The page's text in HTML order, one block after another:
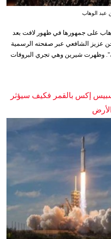
عبد الوهاب
على جمهورها في ظهور لافت بعد
عزيز الشافعي عبر صفحته الرسمية
وظهرت شيرين وهي تجري البروفات
إكس بالقمر فكيف سيؤثر